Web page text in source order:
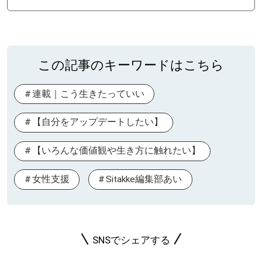
この記事のキーワードはこちら
連載｜こう生きたっていい
【自分をアップデートしたい】
【いろんな価値観や生き方に触れたい】
女性支援 Sitakke編集部あい
SNSでシェアする